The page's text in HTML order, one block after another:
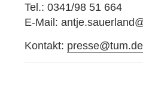
Tel.: 0341/98 51 664
E-Mail:
Kontakt: presse@tum.de